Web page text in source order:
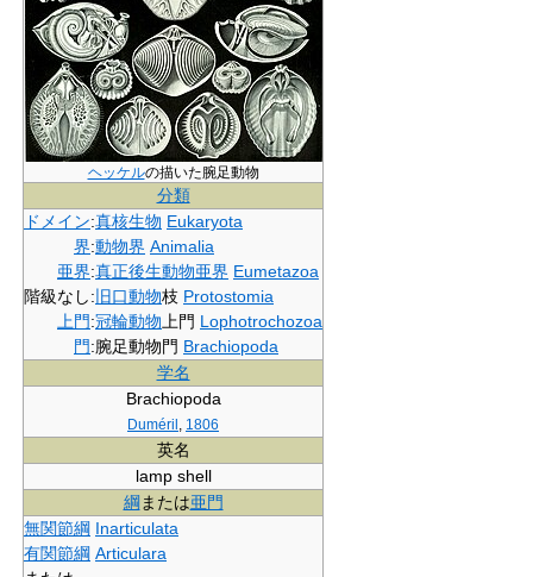
ヘッケルの描いた腕足動物
分類
ドメイン:真核生物 Eukaryota
界:動物界 Animalia
亜界:真正後生動物亜界 Eumetazoa
階級なし:旧口動物枝 Protostomia
上門:冠輪動物 上門 Lophotrochozoa
門:腕足動物門 Brachiopoda
学名
Brachiopoda
Duméril 1806
英名
lamp shell
綱または亜門
無関節綱 Inarticulata
有関節綱 Articulara